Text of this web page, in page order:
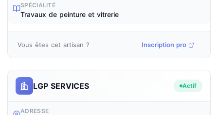
SPÉCIALITÉ
Travaux de peinture et vitrerie
Vous êtes cet artisan ? Inscription pro
LGP SERVICES Actif
ADRESSE